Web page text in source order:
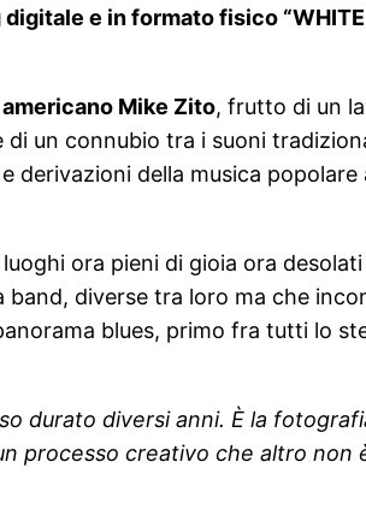
e in formato fisico “WHITE
Mike Zito, frutto di un
un connubio tra i suoni
della musica
ora pieni di gioia ora
diverse tra loro ma che
blues, primo fra tutti lo
durato diversi anni. È la
processo creativo che altro non